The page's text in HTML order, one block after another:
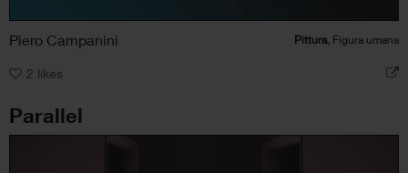
Piero Campanini Pittura , Figura umana
2 likes
Parallel